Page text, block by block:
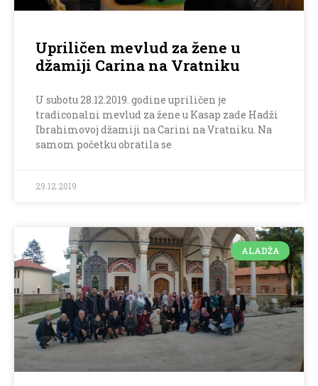
Upriličen mevlud za žene u
džamiji Carina na Vratniku
U subotu 28.12.2019. godine upriličen je
tradiconalni mevlud za žene u Kasap zade Hadži
Ibrahimovoj džamiji na Carini na Vratniku. Na
samom početku obratila se
29.12.2019
ALADŽA